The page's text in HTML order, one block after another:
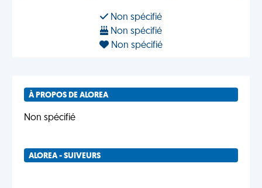
Non spécifié
Non spécifié
Non spécifié
À PROPOS DE ALOREA
Non spécifié
ALOREA - SUIVEURS